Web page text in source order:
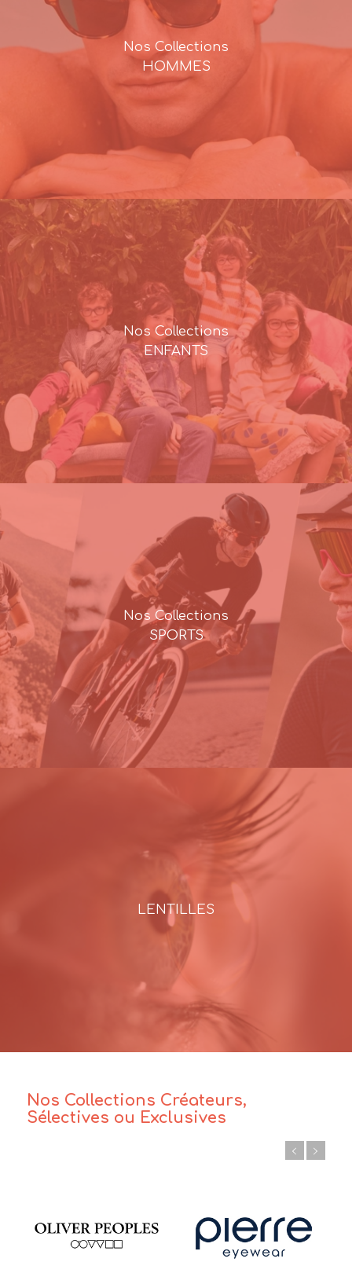
Nos Collections
HOMMES
Nos Collections
ENFANTS
Nos Collections
SPORTS
LENTILLES
Nos Collections Créateurs,
Sélectives ou Exclusives